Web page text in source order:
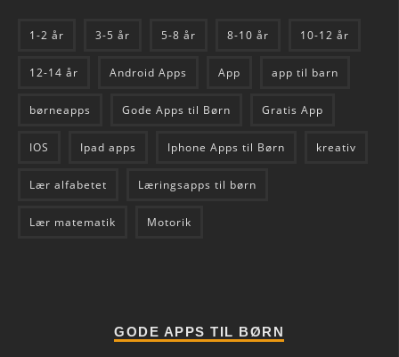
1-2 år 3-5 år 5-8 år 8-10 år 10-12 år
12-14 år Android Apps App app til barn
børneapps Gode Apps til Børn Gratis App
IOS Ipad apps Iphone Apps til Børn kreativ
Lær alfabetet Læringsapps til børn
Lær matematik Motorik
GODE APPS TIL BØRN